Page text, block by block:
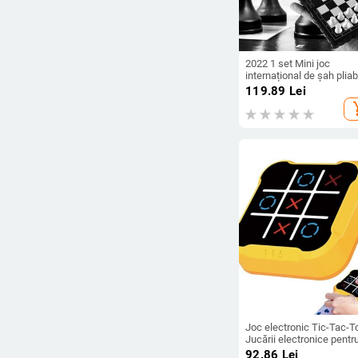
2022 1 set Mini joc
internațional de șah
din plastic magnetic
tablă de șah jucărie
pentru copii Set de șah
119.89 Lei
Joc electronic Tic-Tac-
Jucării electronice
copii Set de șah Jocuri de
92.86 Lei